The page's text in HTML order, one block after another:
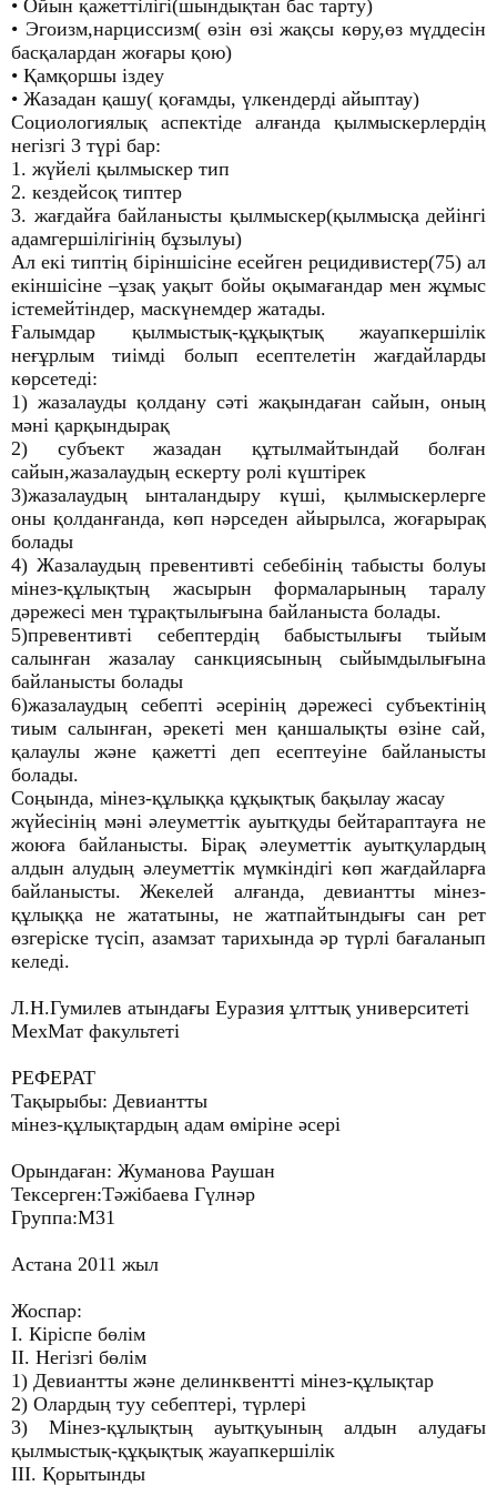
• Ойын қажеттілігі(шындықтан бас тарту)
• Эгоизм,нарциссизм( өзін өзі жақсы көру,өз мүддесін
басқалардан жоғары қою)
• Қамқоршы іздеу
• Жазадан қашу( қоғамды, үлкендерді айыптау)
Социологиялық аспектіде алғанда қылмыскерлердің
негізгі 3 түрі бар:
1. жүйелі қылмыскер тип
2. кездейсоқ типтер
3. жағдайға байланысты қылмыскер(қылмысқа дейінгі
адамгершілігінің бұзылуы)
Ал екі типтің біріншісіне есейген рецидивистер(75) ал
екіншісіне –ұзақ уақыт бойы оқымағандар мен жұмыс
істемейтіндер, маскүнемдер жатады.
Ғалымдар қылмыстық-құқықтық жауапкершілік
неғұрлым тиімді болып есептелетін жағдайларды
көрсетеді:
1) жазалауды қолдану сәті жақындаған сайын, оның
мәні қарқындырақ
2) субъект жазадан құтылмайтындай болған
сайын,жазалаудың ескерту ролі күштірек
3)жазалаудың ынталандыру күші, қылмыскерлерге
оны қолданғанда, көп нәрседен айырылса, жоғарырақ
болады
4) Жазалаудың превентивті себебінің табысты болуы
мінез-құлықтың жасырын формаларының таралу
дәрежесі мен тұрақтылығына байланыста болады.
5)превентивті себептердің бабыстылығы тыйым
салынған жазалау санкциясының сыйымдылығына
байланысты болады
6)жазалаудың себепті әсерінің дәрежесі субъектінің
тиым салынған, әрекеті мен қаншалықты өзіне сай,
қалаулы және қажетті деп есептеуіне байланысты
болады.
Соңында, мінез-құлыққа құқықтық бақылау жасау
жүйесінің мәні әлеуметтік ауытқуды бейтараптауға не
жоюға байланысты. Бірақ әлеуметтік ауытқулардың
алдын алудың әлеуметтік мүмкіндігі көп жағдайларға
байланысты. Жекелей алғанда, девиантты мінез-
құлыққа не жататыны, не жатпайтындығы сан рет
өзгеріске түсіп, азамзат тарихында әр түрлі бағаланып
келеді.
Л.Н.Гумилев атындағы Еуразия ұлттық университеті
МехМат факультеті
РЕФЕРАТ
Тақырыбы: Девиантты
мінез-құлықтардың адам өміріне әсері
Орындаған: Жуманова Раушан
Тексерген:Тәжібаева Гүлнәр
Группа:М31
Астана 2011 жыл
Жоспар:
І. Кіріспе бөлім
ІІ. Негізгі бөлім
1) Девиантты және делинквентті мінез-құлықтар
2) Олардың туу себептері, түрлері
3) Мінез-құлықтың ауытқуының алдын алудағы
қылмыстық-құқықтық жауапкершілік
ІІІ. Қорытынды